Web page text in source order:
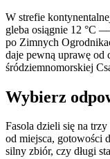
W strefie
gleba osiągnie 12 °C
po Zimnych
daje pewną uprawę od
śródziemnomorskiej
Wybierz
Fasola dzieli się na
od miejsca, gotowości
silny zbiór, czy długi